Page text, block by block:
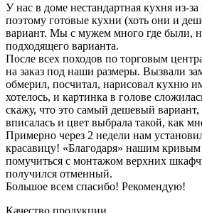
У нас в доме нестандартная кухня из-
поэтому готовые кухни (хоть они и
вариант. Мы с мужем много где были,
подходящего варианта.
После всех походов по торговым
на заказ под наши размеры. Вызвали
обмерил, посчитал, нарисовал кухню
хотелось, и картинка в голове
скажу, что это самый дешевый
вписалась и цвет выбрала такой, как
Примерно через 2 недели нам
красавицу! «Благодаря» нашим
помучиться с монтажом верхних
получился отменный.
Большое всем спасибо! Рекомендую!
Качество продукции